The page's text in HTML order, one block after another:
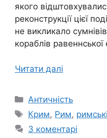
якого
реконструкції цієї
не викликало
кораблів
Читати далі
Категорії
Античність
Позначки
Крим, Рим,
3 коментарі